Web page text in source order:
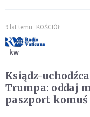
9 lat temu KOŚCIÓŁ
kw
Ksiądz-
Trumpa: oddaj
paszport komuś